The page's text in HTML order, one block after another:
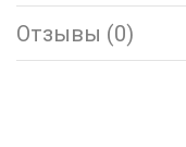
Отзывы (0)